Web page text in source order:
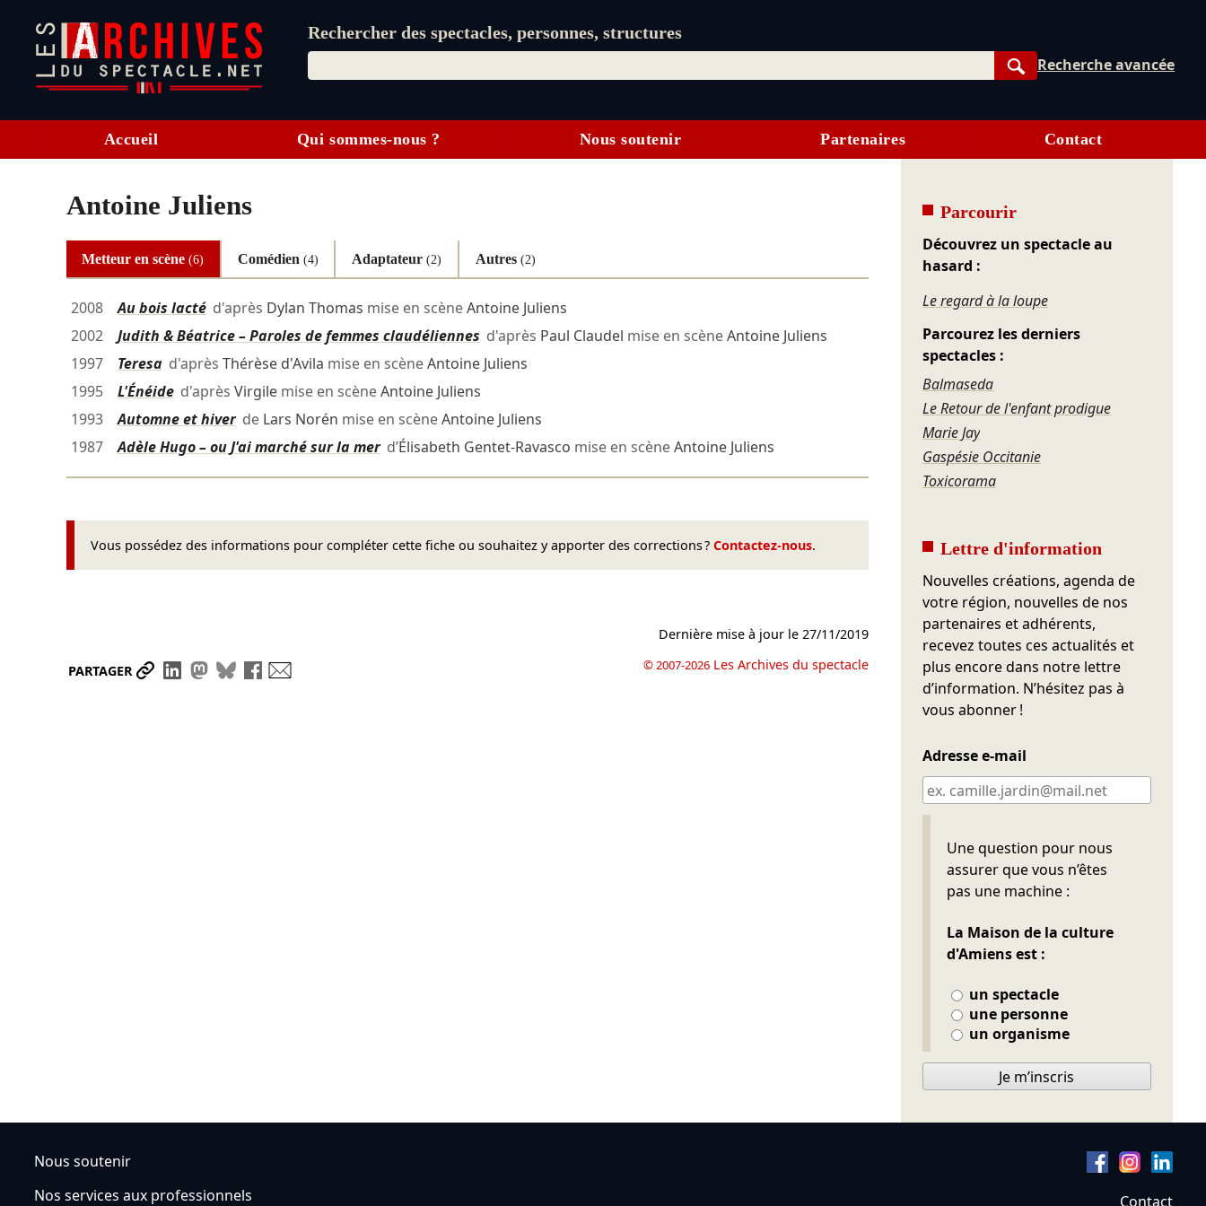
Rechercher des spectacles, personnes, structures
Rechercher
Recherche avancée
Accueil Qui sommes-nous ? Nous soutenir Partenaires Contact
Antoine Juliens
Metteur en scène(6) Comédien (4) Adaptateur(2) Autres (2)
2008 Au bois lactéd'après Dylan Thomas mise en scèneAntoine Juliens
2002
Judith & Béatrice – Paroles de femmes claudéliennes d'après Paul Claudel mise en scèneAntoine Juliens
1997
Teresad'après Thérèse d'Avila mise en scèneAntoine Juliens
1995
L'Énéided'après Virgilemise en scèneAntoine Juliens
1993
Automne et hiverde Lars Norén mise en scèneAntoine Juliens
1987
Adèle Hugo – ou J'ai marché sur la merd’Élisabeth Gentet-Ravasco mise en scèneAntoine Juliens
Vous possédez des informations pour compléter cette fiche ou souhaitez y apporter des corrections ? Contactez-nous.
PARTAGER Partager le lien
Partager sur LinkedIn
Partager sur Mastodon
Partager sur Bluesky
Partager sur Facebook
Dernière mise à jour le27/11/2019
© 2007-2026 Les Archives du spectacle
Parcourir
Découvrez un spectacle au
hasard :
Le regard à la loupe
Parcourez les derniers
spectacles :
Balmaseda
Le Retour de l'enfant prodigue
Marie Jay
Gaspésie Occitanie
Toxicorama
Lettre d'information
Nouvelles créations, agenda de
votre région, nouvelles de nos
partenaires et adhérents,
recevez toutes ces actualités et
plus encore dans notre lettre
d’information. N’hésitez pas à
vous abonner !
Adresse e-mail
Une question pour nous
assurer que vous n’êtes
pas une machine :
La Maison de la culture
d'Amiens est :
un spectacle
une personne
un organisme
Ne pas remplir
Je m’inscris
Nous soutenir
Nos services aux professionnels
Contact